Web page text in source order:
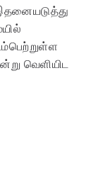
வெளியிட